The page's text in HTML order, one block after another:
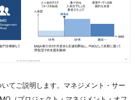
てご説明します。マネジメント・サー